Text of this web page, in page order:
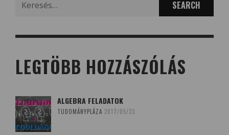
LEGTÖBB HOZZÁSZÓLÁS
ALGEBRA FELADATOK
TUDOMÁNYPLÁZA 2017/05/23